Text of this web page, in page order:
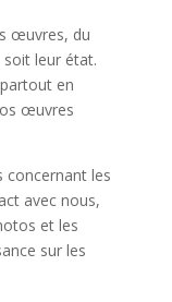
œuvres, du
soit leur état.
en
œuvres
concernant les
avec nous,
et les
sur les